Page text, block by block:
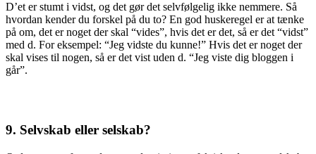
D’et er stumt i vidst, og det gør det selvfølgelig ikke nemmere. Så
hvordan kender du forskel på du to? En god huskeregel er at tænke
på om, det er noget der skal “vides”, hvis det er det, så er det “vidst”
med d. For eksempel: “Jeg vidste du kunne!” Hvis det er noget der
skal vises til nogen, så er det vist uden d. “Jeg viste dig bloggen i
går”.
9. Selvskab eller selskab?